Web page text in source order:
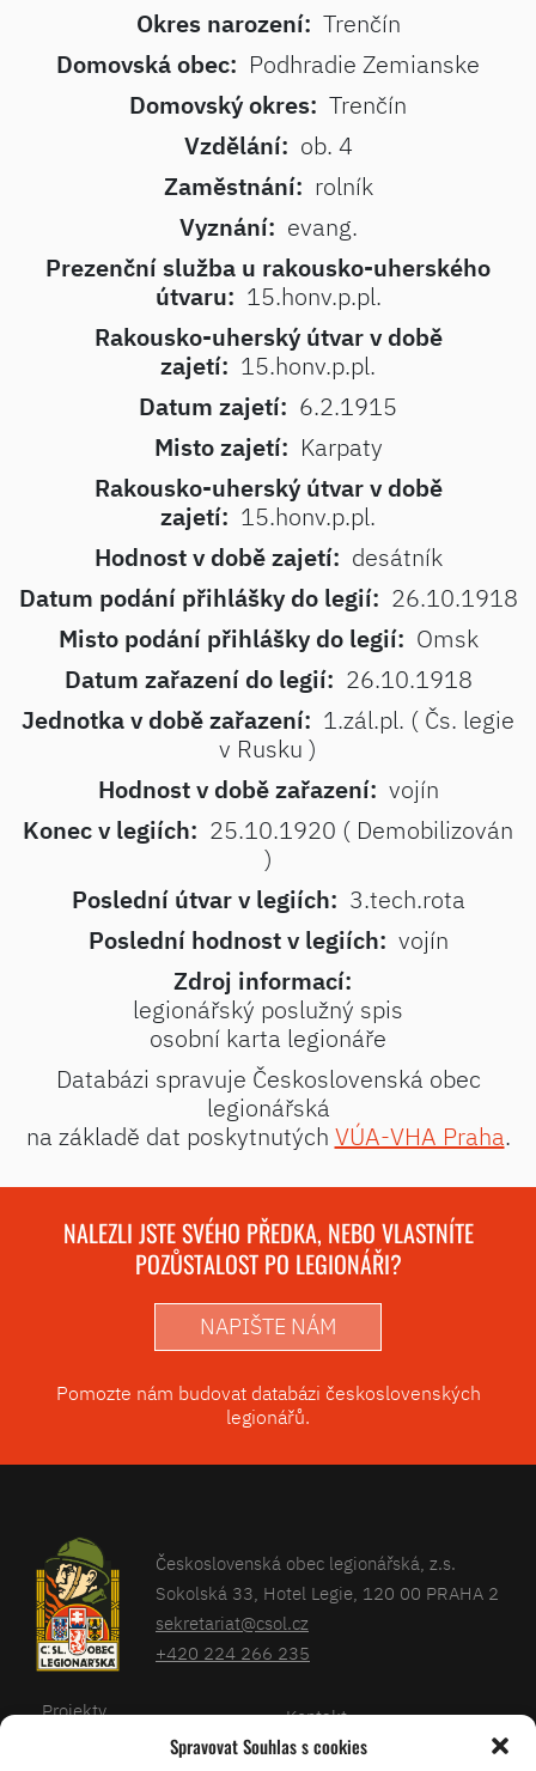
Spravovat Souhlas s cookies
Okres narození: Trenčín
Domovská obec: Podhradie Zemianske
Domovský okres: Trenčín
Vzdělání: ob. 4
Zaměstnání: rolník
Vyznání: evang.
Prezenční služba u rakousko-uherského
útvaru: 15.honv.p.pl.
Rakousko-uherský útvar v době
zajetí: 15.honv.p.pl.
Datum zajetí: 6.2.1915
Misto zajetí: Karpaty
Rakousko-uherský útvar v době
zajetí: 15.honv.p.pl.
Hodnost v době zajetí: desátník
Datum podání přihlášky do legií: 26.10.1918
Misto podání přihlášky do legií: Omsk
Datum zařazení do legií: 26.10.1918
Jednotka v době zařazení: 1.zál.pl. ( Čs. legie
v Rusku )
Hodnost v době zařazení: vojín
Konec v legiích: 25.10.1920 ( Demobilizován
)
Poslední útvar v legiích: 3.tech.rota
Poslední hodnost v legiích: vojín
Zdroj informací:
legionářský poslužný spis
osobní karta legionáře
Databázi spravuje Československá obec
legionářská
na základě dat poskytnutých VÚA-VHA Praha.
NALEZLI JSTE SVÉHO PŘEDKA, NEBO VLASTNÍTE
POZŮSTALOST PO LEGIONÁŘI?
NAPIŠTE NÁM
Pomozte nám budovat databázi československých
legionářů.
Československá obec legionářská, z.s.
Sokolská 33, Hotel Legie, 120 00 PRAHA 2
sekretariat@csol.cz
+420 224 266 235
Projekty
Kontakt
Databáze legionářů